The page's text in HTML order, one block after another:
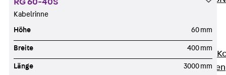
Zurück Services
Beratung, Planung,
Individuelle Lösungen
RG 60-40S
Kabelrinne
Höhe 60 mm
Breite 400 mm
Länge 3000 mm